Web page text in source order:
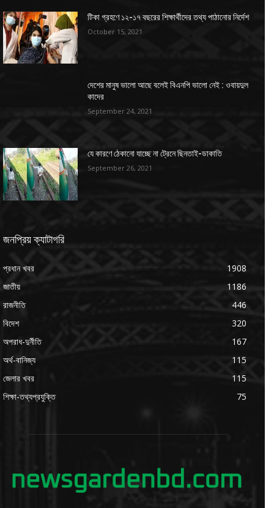
টিকা গ্রহণে ১২-১৭ বছরের শিক্ষার্থীদের তথ্য পাঠানোর নির্দেশ
October 15, 2021
দেশের মানুষ ভালো আছে বলেই বিএনপি ভালো নেই : ওবায়দুল
কাদের
September 24, 2021
যে কারণে ঠেকানো যাচ্ছে না ট্রেনে ছিনতাই-ডাকাতি
September 26, 2021
জনপ্রিয় ক্যাটাগরি
প্রধান খবর
1908
জাতীয়
1186
রাজনীতি
446
বিদেশ
320
অপরাধ-দুর্নীতি
167
অর্থ-বানিজ্য
115
জেলার খবর
115
শিক্ষা-তথ্যপ্রযুক্তি
75